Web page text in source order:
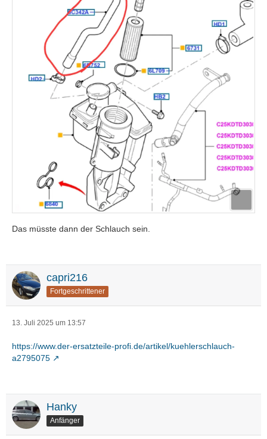
Das müsste dann der Schlauch sein.
capri216
Fortgeschrittener
13. Juli 2025 um 13:57
https://www.der-ersatzteile-profi.de/artikel/kuehlerschlauch-
a2795075
Hanky
Anfänger